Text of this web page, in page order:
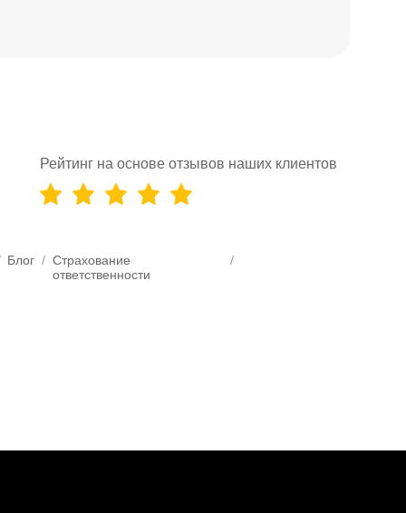
Рейтинг на основе отзывов наших клиентов
Блог / Страхование
ответственности
/